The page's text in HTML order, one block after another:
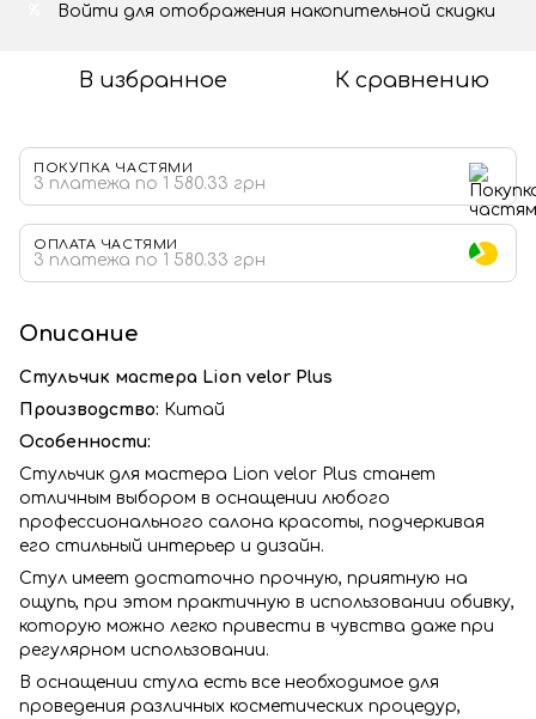
Войти для отображения накопительной скидки
В избранное К сравнению
ПОКУПКА ЧАСТЯМИ
3 платежа по 1 580.33 грн
ОПЛАТА ЧАСТЯМИ
3 платежа по 1 580.33 грн
Описание
Стульчик мастера Lion velor Plus
Производство: Китай
Особенности:
Стульчик для мастера Lion velor Plus станет
отличным выбором в оснащении любого
профессионального салона красоты, подчеркивая
его стильный интерьер и дизайн.
Стул имеет достаточно прочную, приятную на
ощупь, при этом практичную в использовании обивку,
которую можно легко привести в чувства даже при
регулярном использовании.
В оснащении стула есть все необходимое для
проведения различных косметических процедур,